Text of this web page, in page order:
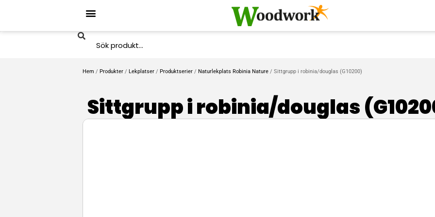
Hem / Produkter / Lekplatser / Produktserier / Naturlekplats Robinia Nature / Sittgrupp i robinia/douglas (G10200)
Sittgrupp i robinia/douglas